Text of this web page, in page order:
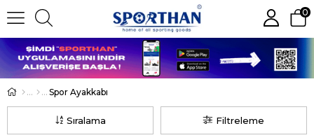
0
Spor Ayakkabı
Filtreleme
Sıralama